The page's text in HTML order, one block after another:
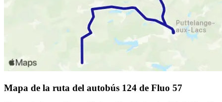
Mapa de la ruta del autobús 124 de Fluo 57